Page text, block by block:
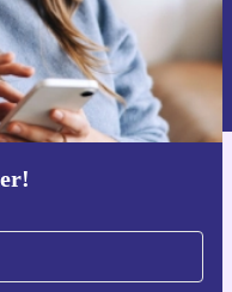
znajdują się w
refurbed